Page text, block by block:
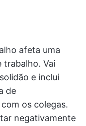
afeta uma
Vai
e inclui
de
os colegas.
negativamente